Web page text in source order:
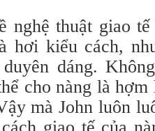
nghệ thuật giao
hơi kiểu cách,
dáng.
cho nàng là
mà John luôn